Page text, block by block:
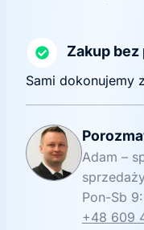
Zakup
Sami dokonujemy
Adam –
Pon-Sb
+48 609